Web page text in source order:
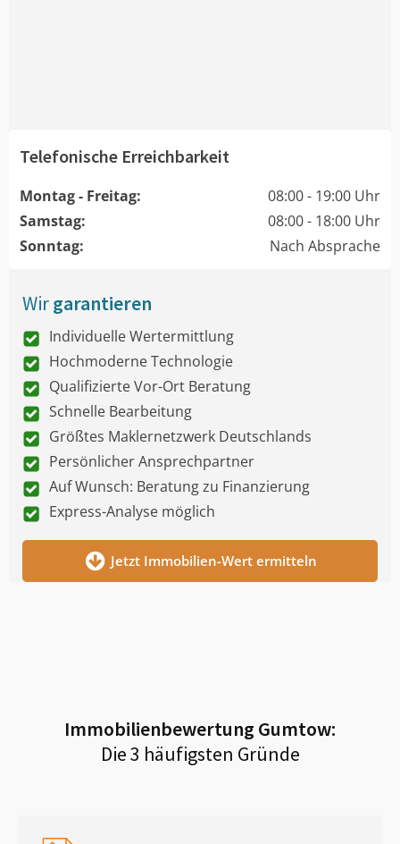
Telefonische Erreichbarkeit
Montag - Freitag:
08:00 - 19:00 Uhr
Samstag:
08:00 - 18:00 Uhr
Sonntag:
Nach Absprache
Wirgarantieren
Individuelle Wertermittlung
Hochmoderne Technologie
Qualifizierte Vor-Ort Beratung
Schnelle Bearbeitung
Größtes Maklernetzwerk Deutschlands
Persönlicher Ansprechpartner
Auf Wunsch: Beratung zu Finanzierung
Express-Analyse möglich
Jetzt Immobilien-Wert ermitteln
Immobilienbewertung Gumtow:
Die 3 häufigsten Gründe